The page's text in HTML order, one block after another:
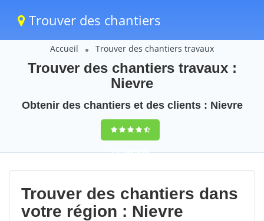
Trouver des chantiers
Accueil Trouver des chantiers travaux
Trouver des chantiers travaux :
Nievre
Obtenir des chantiers et des clients : Nievre
9,5(100%)68
votes
Trouver des chantiers dans
votre région : Nievre